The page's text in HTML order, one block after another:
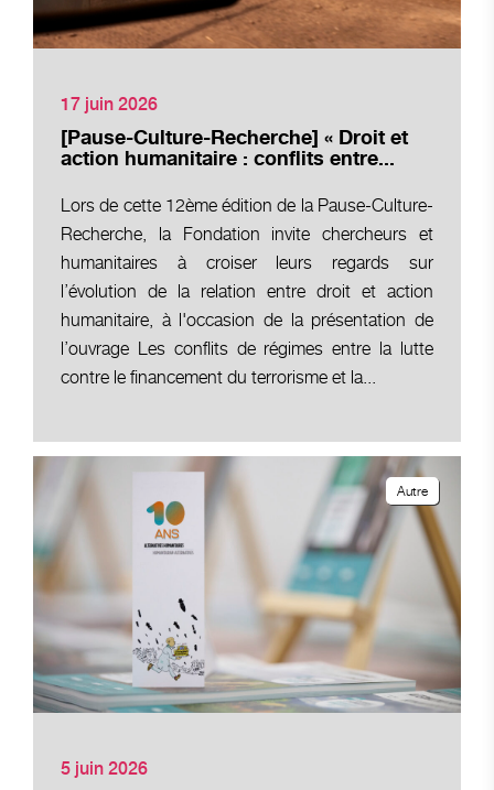
17 juin 2026
[Pause-Culture-Recherche] « Droit et
action humanitaire : conflits entre...
Lors de cette 12ème édition de la Pause-Culture-
Recherche, la Fondation invite chercheurs et
humanitaires à croiser leurs regards sur
l’évolution de la relation entre droit et action
humanitaire, à l'occasion de la présentation de
l’ouvrage Les conflits de régimes entre la lutte
contre le financement du terrorisme et la...
5 juin 2026
Autre